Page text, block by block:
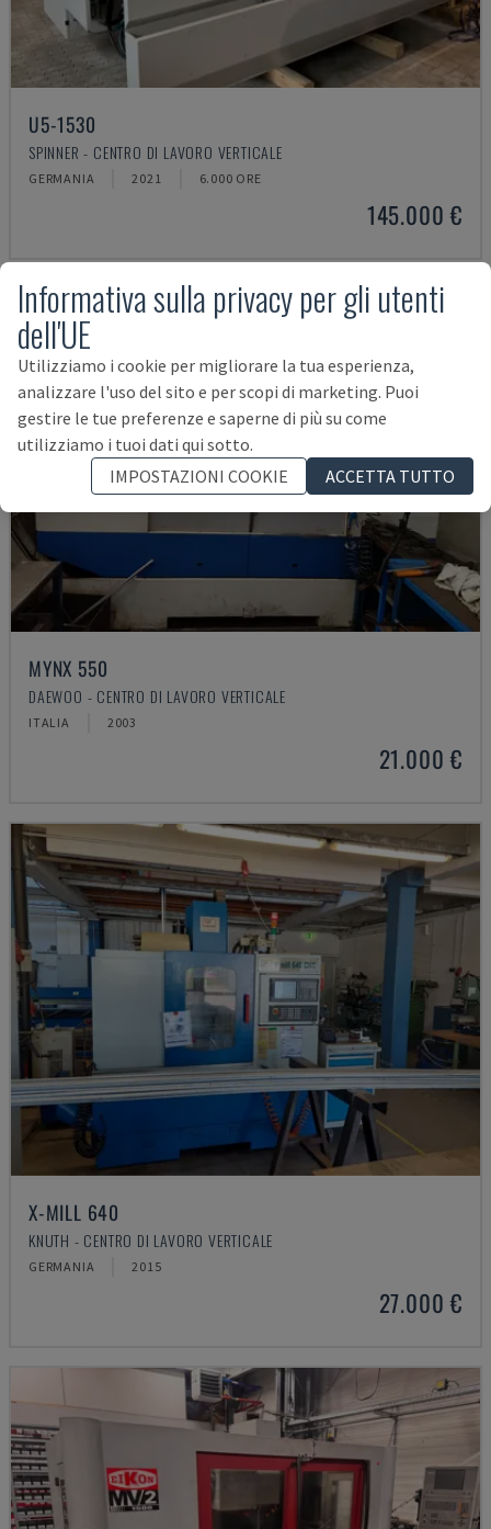
U5-1530
SPINNER - CENTRO DI LAVORO VERTICALE
GERMANIA 2021 6.000 ORE
145.000 €
MYNX 550
DAEWOO - CENTRO DI LAVORO VERTICALE
ITALIA 2003
21.000 €
X-MILL 640
KNUTH - CENTRO DI LAVORO VERTICALE
GERMANIA 2015
27.000 €
Informativa sulla privacy per gli utenti
dell'UE
Utilizziamo i cookie per migliorare la tua esperienza,
analizzare l'uso del sito e per scopi di marketing. Puoi
gestire le tue preferenze e saperne di più su come
utilizziamo i tuoi dati qui sotto.
IMPOSTAZIONI COOKIE
ACCETTA TUTTO